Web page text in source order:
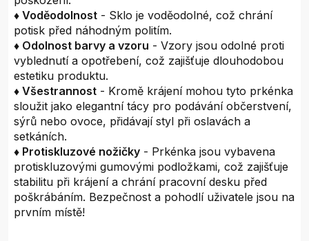
♦ Voděodolnost - Sklo je voděodolné, což chrání
potisk před náhodným politím.
♦ Odolnost barvy a vzoru - Vzory jsou odolné proti
vyblednutí a opotřebení, což zajišťuje dlouhodobou
estetiku produktu.
♦ Všestrannost - Kromě krájení mohou tyto prkénka
sloužit jako elegantní tácy pro podávání občerstvení,
sýrů nebo ovoce, přidávají styl při oslavách a
setkáních.
♦ Protiskluzové nožičky - Prkénka jsou vybavena
protiskluzovými gumovými podložkami, což zajišťuje
stabilitu při krájení a chrání pracovní desku před
poškrábáním. Bezpečnost a pohodlí uživatele jsou na
prvním místě!